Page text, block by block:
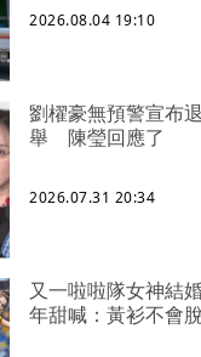
2026.08.04 19:10
劉櫂豪無預警宣布
舉 陳瑩回應了
2026.07.31 20:34
又一啦啦隊女神結
年甜喊：黃衫不會脫